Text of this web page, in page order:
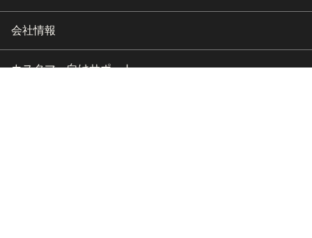
会社情報
カスタマー向けサポート